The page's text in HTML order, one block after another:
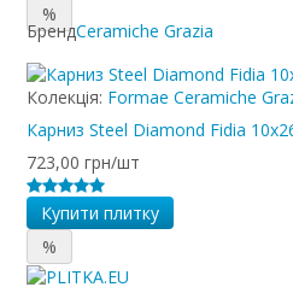
%
БрендCeramiche Grazia
Колекція: Formae Ceramiche
Карниз Steel Diamond Fidia
723,00 грн/шт
Купити плитку
%